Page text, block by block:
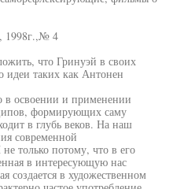
1998г.,№ 4
что Гринуэй в своих
идеи таких как Антонен
в освоении и применении
формирующих саму
в глубь веков. На наш
современной
только потому, что в его
в интересующую нас
создается в художественном